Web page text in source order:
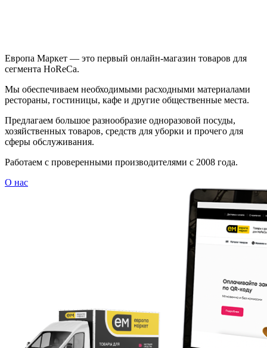
Европа Маркет — это первый онлайн-магазин товаров для
сегмента HoReCa.
Мы обеспечиваем необходимыми расходными материалами
рестораны, гостиницы, кафе и другие общественные места.
Предлагаем большое разнообразие одноразовой посуды,
хозяйственных товаров, средств для уборки и прочего для
сферы обслуживания.
Работаем с проверенными производителями с 2008 года.
О нас